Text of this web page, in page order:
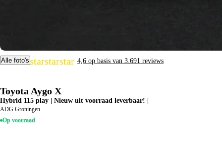
Alle foto's
starstarstarstarstar 4,6 op basis van 3.691 reviews
Toyota Aygo X
Hybrid 115 play | Nieuw uit voorraad leverbaar! |
ADG Groningen
Op voorraad